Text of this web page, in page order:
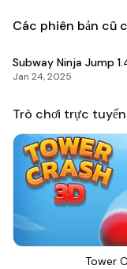
Các phiên bản cũ
Subway Ninja Jump
Jan 24, 2025
Trò chơi trực tuyến
Tower